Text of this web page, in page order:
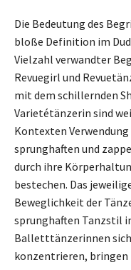
Die Bedeutung des
bloße Definition im
Vielzahl verwandter
Revuegirl und
mit dem schillernden
Varietétänzerin sind
Kontexten
sprunghaften und
durch ihre
bestechen. Das
Beweglichkeit der
sprunghaften Tanzstil
Balletttänzerinnen
konzentrieren, bringen